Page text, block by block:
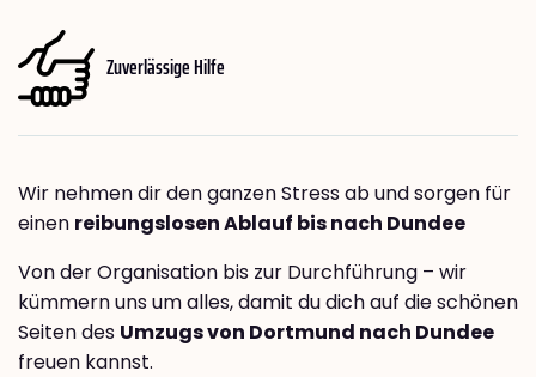
Zuverlässige Hilfe
Wir nehmen dir den ganzen Stress ab und sorgen für
einen reibungslosen Ablauf bis nach Dundee
Von der Organisation bis zur Durchführung – wir
kümmern uns um alles, damit du dich auf die schönen
Seiten des Umzugs von Dortmund nach Dundee
freuen kannst.